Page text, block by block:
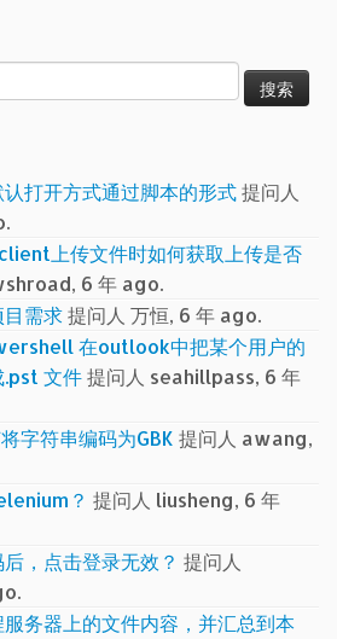
打开方式通过脚本的形式提问人
上传文件时如何获取上传是否
6 年 ago.
需求提问人 万恒, 6 年 ago.
在outlook中把某个用户的
.pst 文件提问人 seahillpass, 6 年
字符串编码为GBK 提问人 awang,
？ 提问人 liusheng, 6 年
，点击登录无效？ 提问人
务器上的文件内容，并汇总到本